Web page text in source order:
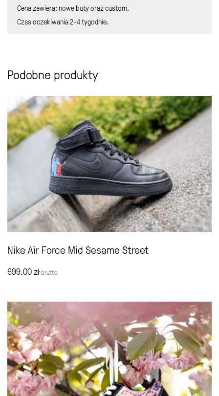
Cena zawiera: nowe buty oraz custom.
Czas oczekiwania 2-4 tygodnie.
Podobne produkty
Nike Air Force Mid Sesame Street
699.00zł brutto